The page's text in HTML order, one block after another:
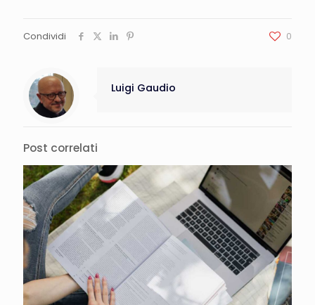
Condividi 0
Luigi Gaudio
Post correlati